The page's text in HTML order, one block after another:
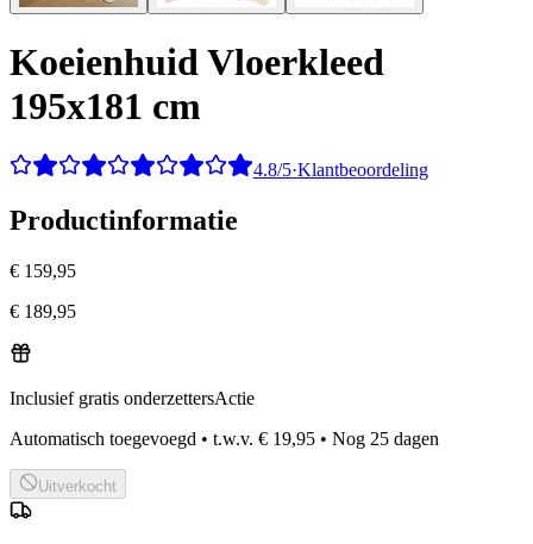
Koeienhuid Vloerkleed
195x181 cm
4.8/5·Klantbeoordeling
Productinformatie
€ 159,95
€ 189,95
Inclusief gratis onderzettersActie
Automatisch toegevoegd • t.w.v. € 19,95 • Nog 25 dagen
Uitverkocht